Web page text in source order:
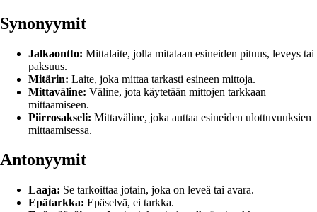
Synonyymit
Jalkaontto: Mittalaite, jolla mitataan esineiden pituus, leveys tai
paksuus.
Mitärin: Laite, joka mittaa tarkasti esineen mittoja.
Mittaväline: Väline, jota käytetään mittojen tarkkaan
mittaamiseen.
Piirrosakseli: Mittaväline, joka auttaa esineiden ulottuvuuksien
mittaamisessa.
Antonyymit
Laaja: Se tarkoittaa jotain, joka on leveä tai avara.
Epätarkka: Epäselvä, ei tarkka.